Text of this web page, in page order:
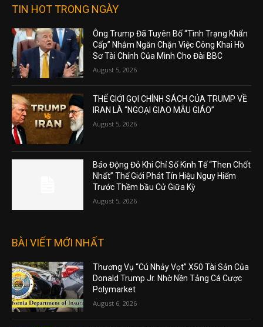
TIN HOT TRONG NGÀY
Ông Trump Đã Tuyên Bố “Tình Trạng Khẩn
Cấp” Nhằm Ngăn Chặn Việc Công Khai Hồ
Sơ Tài Chính Của Mình Cho Đài BBC
August 5, 2026
THẾ GIỚI GỌI CHÍNH SÁCH CỦA TRUMP VỀ
IRAN LÀ “NGOẠI GIAO MẪU GIÁO”
August 5, 2026
Báo Động Đỏ Khi Chỉ Số Kinh Tế “Then Chốt
Nhất” Thế Giới Phát Tín Hiệu Nguy Hiểm
Trước Thềm bầu Cử Giữa Kỳ
August 5, 2026
BÀI VIẾT MỚI NHẤT
Thương Vụ “Cú Nhảy Vọt” X50 Tài Sản Của
Donald Trump Jr. Nhờ Nền Tảng Cá Cược
Polymarket
August 6, 2026